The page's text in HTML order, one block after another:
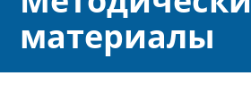
материалы